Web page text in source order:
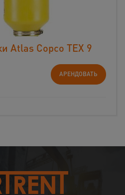
Atlas Copco TEX 9
АРЕНДОВАТЬ